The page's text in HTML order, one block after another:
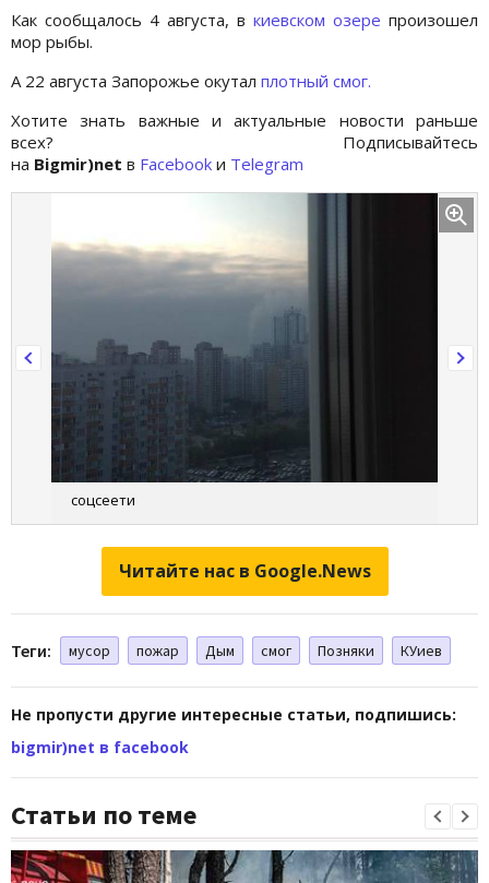
Как сообщалось 4 августа, в киевском озере произошел
мор рыбы.
А 22 августа Запорожье окутал плотный смог.
Хотите знать важные и актуальные новости раньше
всех? Подписывайтесь
на Bigmir)net в Facebook и Telegram
соцсеети
Читайте нас в Google.News
Теги: мусор пожар Дым смог Позняки КУиев
Не пропусти другие интересные статьи, подпишись:
bigmir)net в facebook
Статьи по теме